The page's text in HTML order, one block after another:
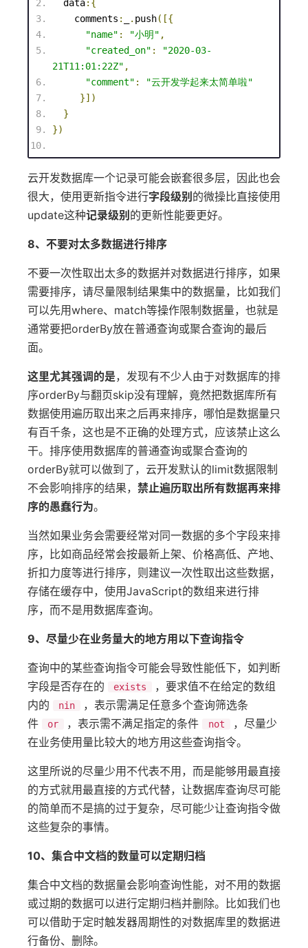
  data
:{
    comments
: . push([{
"name" : "小明" ,
"created_on" :
"2020-03-
21T11:01:22Z" ,
"comment" :
"云开发学起来太简单啦"
}])
}
})
云开发数据库一个记录可能会嵌套很多层，因此也会
很大，使用更新指令进行字段级别 的微操比直接使用
update这种记录级别 的更新性能要更好。
8、不要对太多数据进行排序
不要一次性取出太多的数据并对数据进行排序，如果
需要排序，请尽量限制结果集中的数据量，比如我们
可以先用where、match等操作限制数据量，也就是
通常要把orderBy放在普通查询或聚合查询的最后
面。
这里尤其强调的是，发现有不少人由于对数据库的排
序orderBy与翻页skip没有理解，竟然把数据库所有
数据使用遍历取出来之后再来排序，哪怕是数据量只
有百千条，这也是不正确的处理方式，应该禁止这么
干。排序使用数据库的普通查询或聚合查询的
orderBy就可以做到了，云开发默认的limit数据限制
不会影响排序的结果， 禁止遍历取出所有数据再来排
序的愚蠢行为。
当然如果业务会需要经常对同一数据的多个字段来排
序，比如商品经常会按最新上架、价格高低、产地、
折扣力度等进行排序，则建议一次性取出这些数据，
存储在缓存中，使用JavaScript的数组来进行排
序，而不是用数据库查询。
9、尽量少在业务量大的地方用以下查询指令
查询中的某些查询指令可能会导致性能低下，如判断
字段是否存在的
exists
，要求值不在给定的数组
内的
nin
，表示需满足任意多个查询筛选条
件
or ，表示需不满足指定的条件 not
，尽量少
在业务使用量比较大的地方用这些查询指令。
这里所说的尽量少用不代表不用，而是能够用最直接
的方式就用最直接的方式代替，让数据库查询尽可能
的简单而不是搞的过于复杂，尽可能少让查询指令做
这些复杂的事情。
10、集合中文档的数量可以定期归档
集合中文档的数据量会影响查询性能，对不用的数据
或过期的数据可以进行定期归档并删除。比如我们也
可以借助于定时触发器周期性的对数据库里的数据进
行备份、删除。